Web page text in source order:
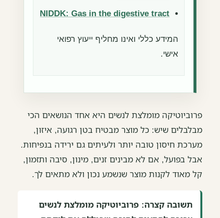
NIDDK: Gas in the digestive tract
המידע כללי ואינו מחליף ייעוץ רפואי
אישי.
פרוביוטיקה מומלצת לנשים היא אחד הנושאים הכי
מבלבלים שיש: כל מוצר מבטיח בטן רגועה, איזון,
מערכת חיסון טובה יותר ולעיתים גם ירידה בנפיחות.
אבל בפועל, אם לא מבינים זנים, מינון, סיבה ותזמון,
קל מאוד לקנות מוצר שנשמע נכון ולא מתאים לך.
תשובה קצרה: פרוביוטיקה מומלצת לנשים